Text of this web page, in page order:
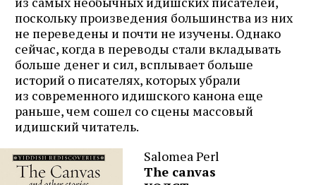
поскольку произведения большинства из них
не переведены и почти не изучены. Однако
сейчас, когда в переводы стали вкладывать
больше денег и сил, всплывает больше
историй о писателях, которых убрали
из современного идишского канона еще
раньше, чем сошел со сцены массовый
идишский читатель.
Salomea Perl
The canvas